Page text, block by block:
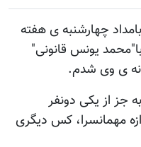
بربنیاد همآهنگی قبلی ، ساعت 9 بامداد چهارشنبه ی هفته
یونس قانونی"
ی وی شدم.
جز از یکی دونفر
مهمانسرا، کس دیگری